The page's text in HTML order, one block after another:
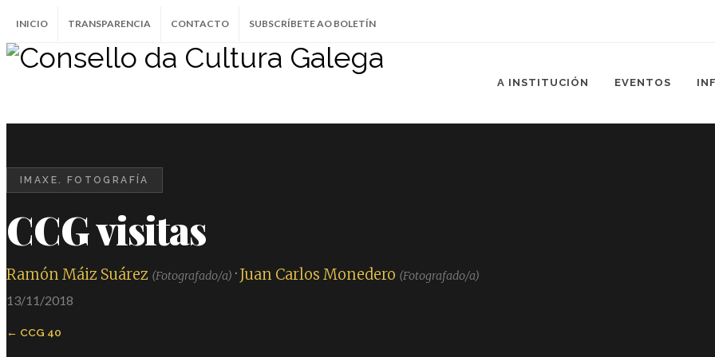
INICIO TRANSPARENCIA CONTACTO SUBSCRÍBETE AO BOLETÍN
A INSTITUCIÓN EVENTOS
IMAXE. FOTOGRAFÍA
CCG visitas
Ramón Máiz Suárez (Fotografado/a) ·Juan Carlos Monedero (Fotografado/a)
13/11/2018
CCG 40